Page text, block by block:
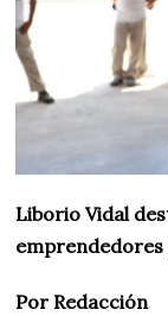
Liborio Vidal
Por Redacción